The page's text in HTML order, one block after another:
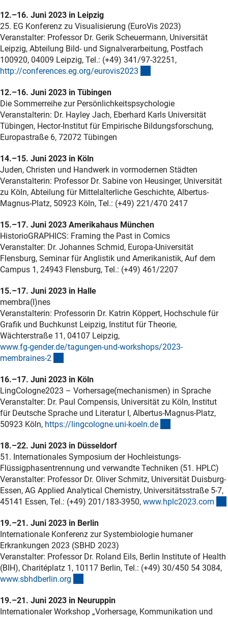
12.–16. Juni 2023 in Leipzig
25. EG Konferenz zu Visualisierung (EuroVis 2023)
Veranstalter: Professor Dr. Gerik Scheuermann, Universität
Leipzig, Abteilung Bild- und Signalverarbeitung, Postfach
100920, 04009 Leipzig, Tel.: (+49) 341/97-32251,
http://conferences.eg.org/eurovis2023
12.–16. Juni 2023 in Tübingen
Die Sommerreihe zur Persönlichkeitspsychologie
Veranstalterin: Dr. Hayley Jach, Eberhard Karls Universität
Tübingen, Hector-Institut für Empirische Bildungsforschung,
Europastraße 6, 72072 Tübingen
14.–15. Juni 2023 in Köln
Juden, Christen und Handwerk in vormodernen Städten
Veranstalterin: Professor Dr. Sabine von Heusinger, Universität
zu Köln, Abteilung für Mittelalterliche Geschichte, Albertus-
Magnus-Platz, 50923 Köln, Tel.: (+49) 221/470 2417
15.–17. Juni 2023 Amerikahaus München
HistorioGRAPHICS: Framing the Past in Comics
Veranstalter: Dr. Johannes Schmid, Europa-Universität
Flensburg, Seminar für Anglistik und Amerikanistik, Auf dem
Campus 1, 24943 Flensburg, Tel.: (+49) 461/2207
15.–17. Juni 2023 in Halle
membra(I)nes
Veranstalterin: Professorin Dr. Katrin Köppert, Hochschule für
Grafik und Buchkunst Leipzig, Institut für Theorie,
Wächterstraße 11, 04107 Leipzig,
www.fg-gender.de/tagungen-und-workshops/2023-
membraines-2
16.–17. Juni 2023 in Köln
LingCologne2023 – Vorhersage(mechanismen) in Sprache
Veranstalter: Dr. Paul Compensis, Universität zu Köln, Institut
für Deutsche Sprache und Literatur I, Albertus-Magnus-Platz,
50923 Köln, https://lingcologne.uni-koeln.de
18.–22. Juni 2023 in Düsseldorf
51. Internationales Symposium der Hochleistungs-
Flüssigphasentrennung und verwandte Techniken (51. HPLC)
Veranstalter: Professor Dr. Oliver Schmitz, Universität Duisburg-
Essen, AG Applied Analytical Chemistry, Universitätsstraße 5-7,
45141 Essen, Tel.: (+49) 201/183-3950, www.hplc2023.com
19.–21. Juni 2023 in Berlin
Internationale Konferenz zur Systembiologie humaner
Erkrankungen 2023 (SBHD 2023)
Veranstalter: Professor Dr. Roland Eils, Berlin Institute of Health
(BIH), Charitéplatz 1, 10117 Berlin, Tel.: (+49) 30/450 54 3084,
www.sbhdberlin.org
19.–21. Juni 2023 in Neuruppin
Internationaler Workshop „Vorhersage, Kommunikation und